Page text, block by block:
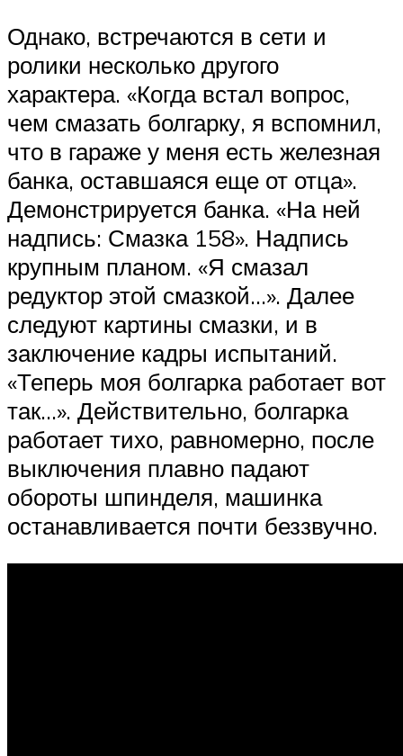
Однако, встречаются в сети и
ролики несколько другого
характера. «Когда встал вопрос,
чем смазать болгарку, я вспомнил,
что в гараже у меня есть железная
банка, оставшаяся еще от отца».
Демонстрируется банка. «На ней
надпись: Смазка 158». Надпись
крупным планом. «Я смазал
редуктор этой смазкой…». Далее
следуют картины смазки, и в
заключение кадры испытаний.
«Теперь моя болгарка работает вот
так…». Действительно, болгарка
работает тихо, равномерно, после
выключения плавно падают
обороты шпинделя, машинка
останавливается почти беззвучно.